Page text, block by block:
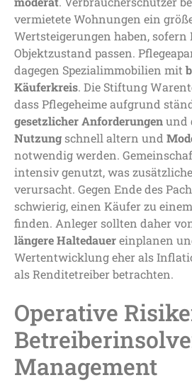
vermietete Wohnungen ein
Wertsteigerungen haben, sofern
Objektzustand passen.
dagegen Spezialimmobilien mit
Käuferkreis. Die Stiftung
dass Pflegeheime aufgrund
gesetzlicher Anforderungenund
Nutzungschnell altern und
notwendig werden.
intensiv genutzt, was
verursacht. Gegen Ende des
schwierig, einen Käufer zu
finden. Anleger sollten daher
längere Haltedauereinplanen
Wertentwicklung eher als
als Renditetreiber betrachten.
Operative
Management